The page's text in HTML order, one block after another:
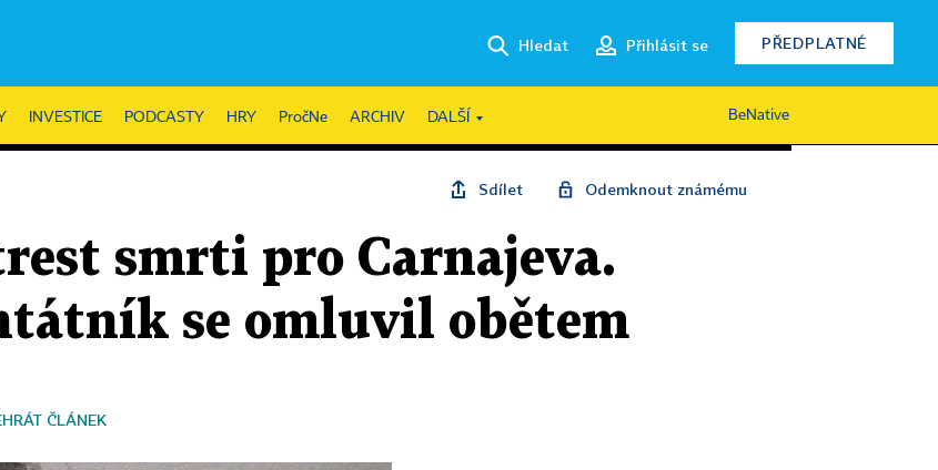
Hledat Přihlásit se PŘEDPLATNÉ
INVESTICE PODCASTY HRY PročNe ARCHIV DALŠÍ BeNative
Sdílet Odemknout známému
smrti pro Carnajeva.
se omluvil obětem
ČLÁNEK